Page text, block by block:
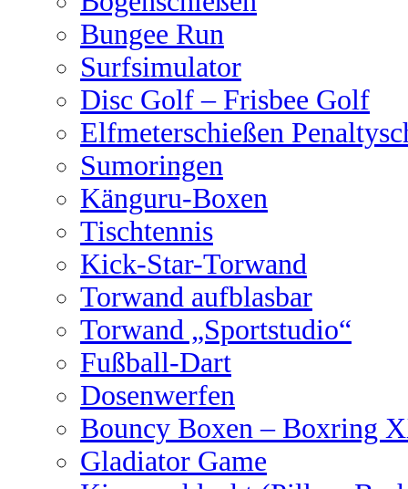
Bungee Run
Surfsimulator
Disc Golf – Frisbee Golf
Elfmeterschießen
Sumoringen
Känguru-Boxen
Tischtennis
Kick-Star-Torwand
Torwand aufblasbar
Torwand „Sportstudio“
Fußball-Dart
Dosenwerfen
Bouncy Boxen – Boxring
Gladiator Game